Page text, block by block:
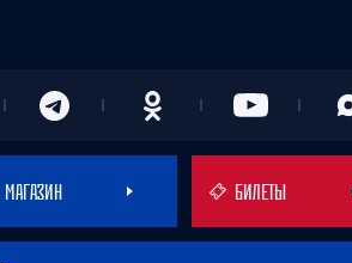
МАГАЗИН БИЛЕТЫ